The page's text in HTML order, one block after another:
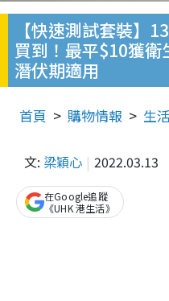
【快速測試套裝】
買到！最平$10獲
潛伏期適用
首頁 購物情報 生
文: 梁穎心 2022.03.13
在Google追蹤
《UHK 港生活》